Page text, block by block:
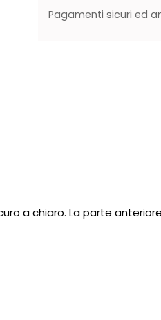
Pagamenti sicuri ed
a chiaro. La parte